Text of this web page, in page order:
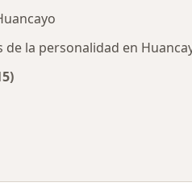
de la personalidad en